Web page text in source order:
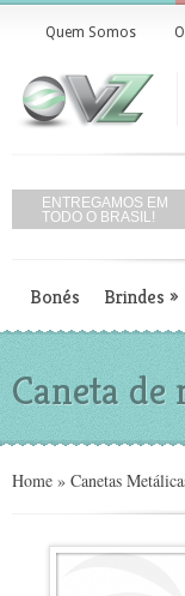
Quem Somos
ENTREGAMOS EM
TODO O BRASIL!
Bonés Brindes »
Caneta de
Home » Canetas